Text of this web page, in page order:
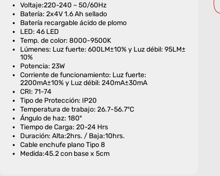
Voltaje:220-240 ~ 50/60Hz
Batería: 2x4V 1.6 Ah sellado
Batería recargable ácido de plomo
LED: 46 LED
Temp. de color: 8000-9500K
Lúmenes: Luz fuerte: 600LM±10% y Luz débil: 95LM±
10%
Potencia: 23W
Corriente de funcionamiento: Luz fuerte:
2200mA±10% y Luz débil: 240mA±30mA
CRI: 71-74
Tipo de Protección: IP20
Temperatura de trabajo: 26.7-56.7°C
Ángulo de haz: 180º
Tiempo de Carga: 20-24 Hrs
Duración: Alta:2hrs. / Baja:10hrs.
Cable enchufe plano Tipo 8
Medida:45.2 con base x 5cm